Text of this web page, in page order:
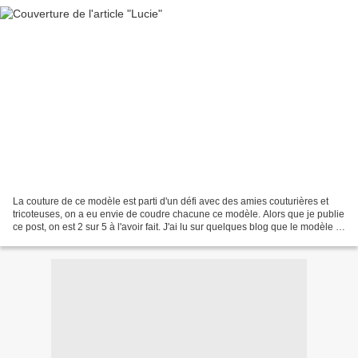
La couture de ce modèle est parti d'un défi avec des amies couturières et
tricoteuses, on a eu envie de coudre chacune ce modèle. Alors que je publie
ce post, on est 2 sur 5 à l'avoir fait. J'ai lu sur quelques blog que le modèle (